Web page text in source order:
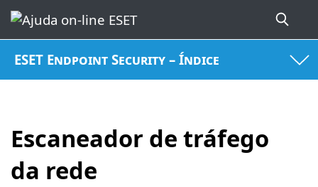
ESET Endpoint Security – Índice
Escaneador de tráfego
da rede